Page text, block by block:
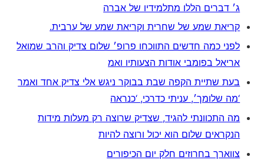
ג׳ דברים הללו מתלמידיו של אברה
קריאת שמע של שחרית וקריאת שמע של ערבית.
לפני כמה חדשים התווכחו פרופ׳ שלום צדיק והרב שמואל
אריאל בפומבי אודות הצעותיו ואמ
בעת שתיית הקפה שבת בבוקר ניגש אלי צדיק אחד ואמר
‘מה שלומך׳, עניתי כדרכי, ‘כנראה
מה התכוונתי להגיד, שצדיק שרוצה רק מעלות מידות
הנקראים שלום הוא יכול ורוצה להיות
צווארך בחרוזים חלק יום הכיפורים